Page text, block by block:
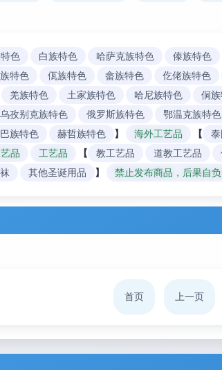
色 白族特色 哈萨克族特色 傣族特色
特色 佤族特色 畲族特色 仡佬族特色
羌族特色 土家族特色 哈尼族特色 侗
乌孜别克族特色 俄罗斯族特色 鄂温克族特色
族特色 赫哲族特色 】 海外工艺品 【
品 工艺品 【 教工艺品 道教工艺品
其他圣诞用品 】 禁止发布商品，后果自
首页 上一页